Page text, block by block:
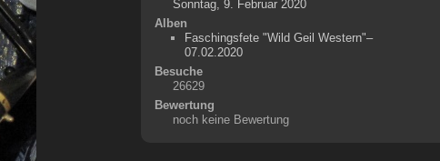
Sonntag, 9. Februar 2020
Alben
Faschingsfete "Wild Geil Western"–
07.02.2020
Besuche
26629
Bewertung
noch keine Bewertung